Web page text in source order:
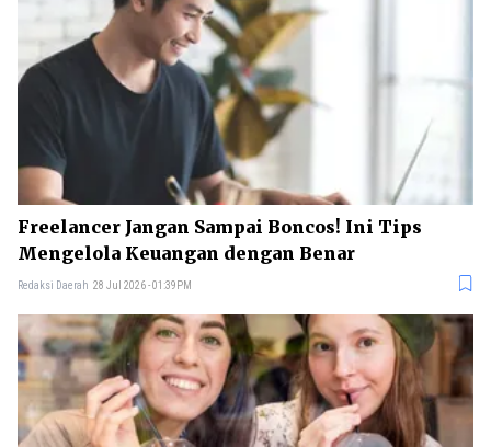
Freelancer Jangan Sampai Boncos! Ini Tips
Mengelola Keuangan dengan Benar
Redaksi Daerah 28 Jul 2026 - 01:39PM